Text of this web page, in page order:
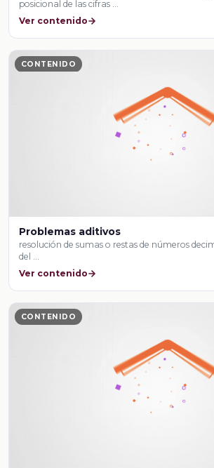
posicional de las cifras …
Ver contenido
CONTENIDO
Problemas aditivos
resolución de sumas o restas de números
del …
Ver contenido
CONTENIDO